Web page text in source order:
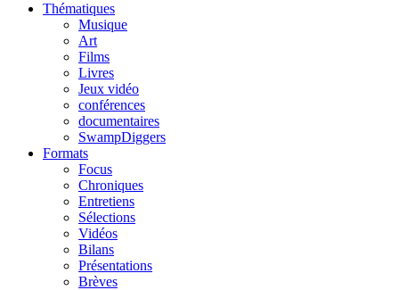
Thématiques
Musique
Art
Films
Livres
Jeux vidéo
conférences
documentaires
SwampDiggers
Formats
Focus
Chroniques
Entretiens
Sélections
Vidéos
Bilans
Présentations
Brèves